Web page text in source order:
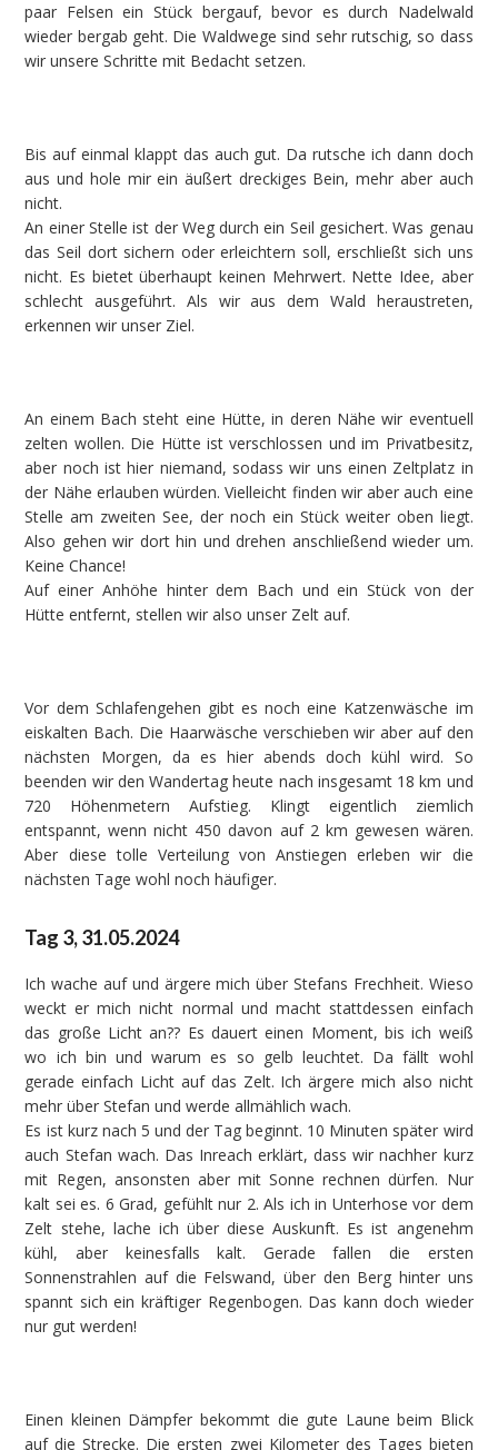
paar Felsen ein Stück bergauf, bevor es durch Nadelwald
wieder bergab geht. Die Waldwege sind sehr rutschig, so dass
wir unsere Schritte mit Bedacht setzen.
Bis auf einmal klappt das auch gut. Da rutsche ich dann doch
aus und hole mir ein äußert dreckiges Bein, mehr aber auch
nicht.
An einer Stelle ist der Weg durch ein Seil gesichert. Was genau
das Seil dort sichern oder erleichtern soll, erschließt sich uns
nicht. Es bietet überhaupt keinen Mehrwert. Nette Idee, aber
schlecht ausgeführt. Als wir aus dem Wald heraustreten,
erkennen wir unser Ziel.
An einem Bach steht eine Hütte, in deren Nähe wir eventuell
zelten wollen. Die Hütte ist verschlossen und im Privatbesitz,
aber noch ist hier niemand, sodass wir uns einen Zeltplatz in
der Nähe erlauben würden. Vielleicht finden wir aber auch eine
Stelle am zweiten See, der noch ein Stück weiter oben liegt.
Also gehen wir dort hin und drehen anschließend wieder um.
Keine Chance!
Auf einer Anhöhe hinter dem Bach und ein Stück von der
Hütte entfernt, stellen wir also unser Zelt auf.
Vor dem Schlafengehen gibt es noch eine Katzenwäsche im
eiskalten Bach. Die Haarwäsche verschieben wir aber auf den
nächsten Morgen, da es hier abends doch kühl wird. So
beenden wir den Wandertag heute nach insgesamt 18 km und
720 Höhenmetern Aufstieg. Klingt eigentlich ziemlich
entspannt, wenn nicht 450 davon auf 2 km gewesen wären.
Aber diese tolle Verteilung von Anstiegen erleben wir die
nächsten Tage wohl noch häufiger.
Tag 3, 31.05.2024
Ich wache auf und ärgere mich über Stefans Frechheit. Wieso
weckt er mich nicht normal und macht stattdessen einfach
das große Licht an?? Es dauert einen Moment, bis ich weiß
wo ich bin und warum es so gelb leuchtet. Da fällt wohl
gerade einfach Licht auf das Zelt. Ich ärgere mich also nicht
mehr über Stefan und werde allmählich wach.
Es ist kurz nach 5 und der Tag beginnt. 10 Minuten später wird
auch Stefan wach. Das Inreach erklärt, dass wir nachher kurz
mit Regen, ansonsten aber mit Sonne rechnen dürfen. Nur
kalt sei es. 6 Grad, gefühlt nur 2. Als ich in Unterhose vor dem
Zelt stehe, lache ich über diese Auskunft. Es ist angenehm
kühl, aber keinesfalls kalt. Gerade fallen die ersten
Sonnenstrahlen auf die Felswand, über den Berg hinter uns
spannt sich ein kräftiger Regenbogen. Das kann doch wieder
nur gut werden!
Einen kleinen Dämpfer bekommt die gute Laune beim Blick
auf die Strecke. Die ersten zwei Kilometer des Tages bieten